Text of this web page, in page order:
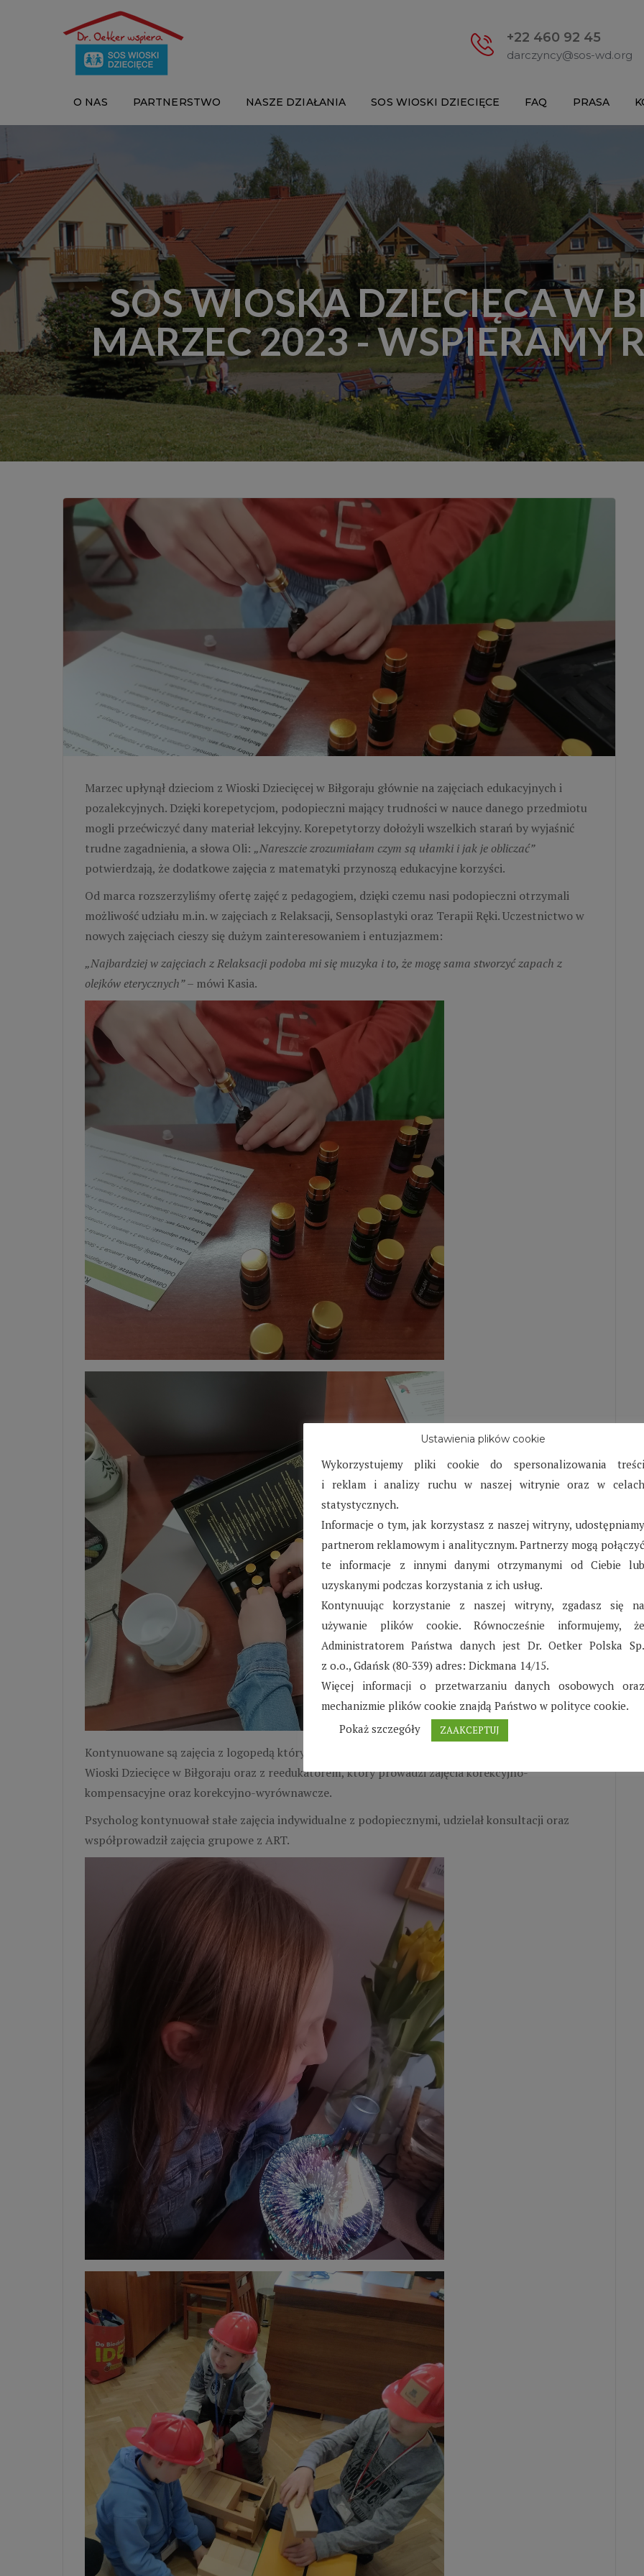
+22 460 92 45
darczyncy@sos-wd.org
O NAS PARTNERSTWO NASZE DZIAŁANIA SOS WIOSKI DZIECIĘCE FAQ PRASA
SOS WIOSKA DZIECIĘCA W
MARZEC 2023 - WSPIERAMY
Marzec upłynął dzieciom z Wioski Dziecięcej w Biłgoraju głównie na zajęciach edukacyjnych i
pozalekcyjnych. Dzięki korepetycjom, podopieczni mający trudności w nauce danego przedmiotu
mogli przećwiczyć dany materiał lekcyjny. Korepetytorzy dołożyli wszelkich starań by wyjaśnić
trudne zagadnienia, a słowa Oli: „Nareszcie zrozumiałam czym są ułamki i jak je obliczać”
potwierdzają, że dodatkowe zajęcia z matematyki przynoszą edukacyjne korzyści.
Od marca rozszerzyliśmy ofertę zajęć z pedagogiem, dzięki czemu nasi podopieczni otrzymali
możliwość udziału m.in. w zajęciach z Relaksacji, Sensoplastyki oraz Terapii Ręki. Uczestnictwo w
nowych zajęciach cieszy się dużym zainteresowaniem i entuzjazmem:
„Najbardziej w zajęciach z Relaksacji podoba mi się muzyka i to, że mogę sama stworzyć zapach z
olejków eterycznych”– mówi Kasia.
Kontynuowane są zajęcia z logopedą który pracuje nad poprawną wymową podopiecznych SOS
Wioski Dziecięce w Biłgoraju oraz z reedukatorem, który prowadzi zajęcia korekcyjno-
kompensacyjne oraz korekcyjno-wyrównawcze.
Psycholog kontynuował stałe zajęcia indywidualne z podopiecznymi, udzielał konsultacji oraz
współprowadził zajęcia grupowe z ART.
Ustawienia plików cookie
Wykorzystujemy pliki cookie do spersonalizowania treści
i reklam i analizy ruchu w naszej witrynie oraz w celach
statystycznych.
Informacje o tym, jak korzystasz z naszej witryny, udostępniamy
partnerom reklamowym i analitycznym. Partnerzy mogą połączyć
te informacje z innymi danymi otrzymanymi od Ciebie lub
uzyskanymi podczas korzystania z ich usług.
Kontynuując korzystanie z naszej witryny, zgadasz się na
używanie plików cookie. Równocześnie informujemy, że
Administratorem Państwa danych jest Dr. Oetker Polska Sp.
z o.o., Gdańsk (80-339) adres: Dickmana 14/15.
Więcej informacji o przetwarzaniu danych osobowych oraz
mechanizmie plików cookie znajdą Państwo w polityce cookie.
Pokaż szczegóły
ZAAKCEPTUJ